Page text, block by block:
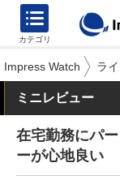
カテゴリ
Impress Watch ラ
ミニレビュー
在宅勤務にパ
ーが心地良い